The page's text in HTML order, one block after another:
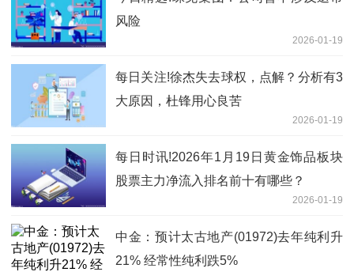
风险
2026-01-19
每日关注!徐杰失去球权，点解？分析有3
大原因，杜锋用心良苦
2026-01-19
每日时讯!2026年1月19日黄金饰品板块
股票主力净流入排名前十有哪些？
2026-01-19
中金：预计太古地产(01972)去年纯利升
21% 经常性纯利跌5%